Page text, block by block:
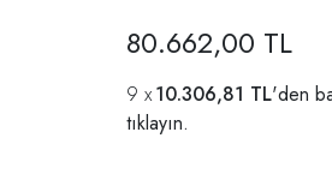
80.662,00 TL
10.306,81 TL'den
tıklayın.